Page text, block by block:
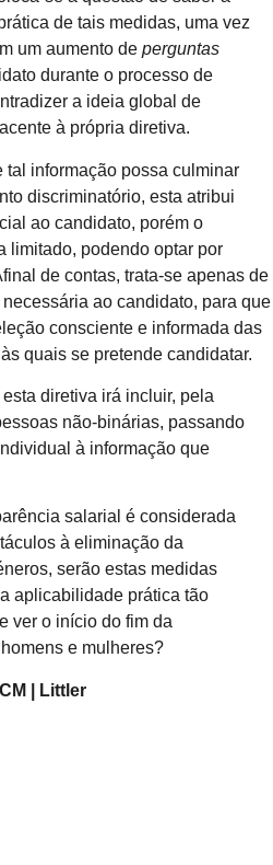
de tais medidas, uma vez
um aumento de perguntas
durante o processo de
a ideia global de
à própria diretiva.
informação possa culminar
discriminatório, esta atribui
ao candidato, porém o
limitado, podendo optar por
de contas, trata-se apenas de
ao candidato, para que
consciente e informada das
quais se pretende candidatar.
diretiva irá incluir, pela
não-binárias, passando
à informação que
salarial é considerada
à eliminação da
serão estas medidas
aplicabilidade prática tão
ver o início do fim da
e mulheres?
| Littler